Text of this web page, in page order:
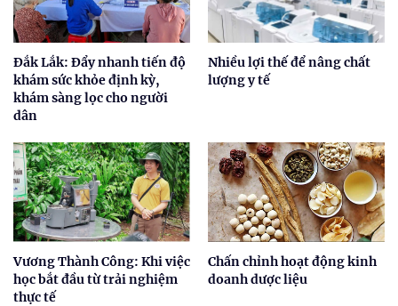
Đắk Lắk: Đẩy nhanh tiến độ
khám sức khỏe định kỳ,
khám sàng lọc cho người
dân
Nhiều lợi thế để nâng chất
lượng y tế
Vương Thành Công: Khi việc
học bắt đầu từ trải nghiệm
thực tế
Chấn chỉnh hoạt động kinh
doanh dược liệu